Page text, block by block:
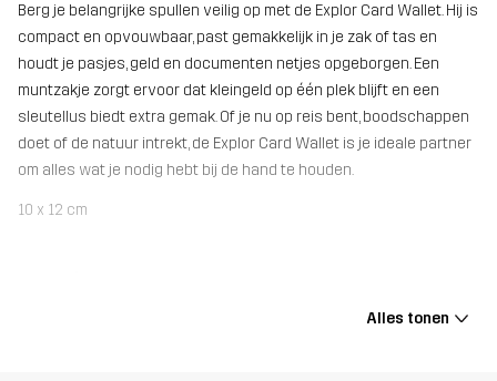
Berg je belangrijke spullen veilig op met de Explor Card Wallet. Hij is
compact en opvouwbaar, past gemakkelijk in je zak of tas en
houdt je pasjes, geld en documenten netjes opgeborgen. Een
muntzakje zorgt ervoor dat kleingeld op één plek blijft en een
sleutellus biedt extra gemak. Of je nu op reis bent, boodschappen
doet of de natuur intrekt, de Explor Card Wallet is je ideale partner
om alles wat je nodig hebt bij de hand te houden.
10 x 12 cm
Alles tonen